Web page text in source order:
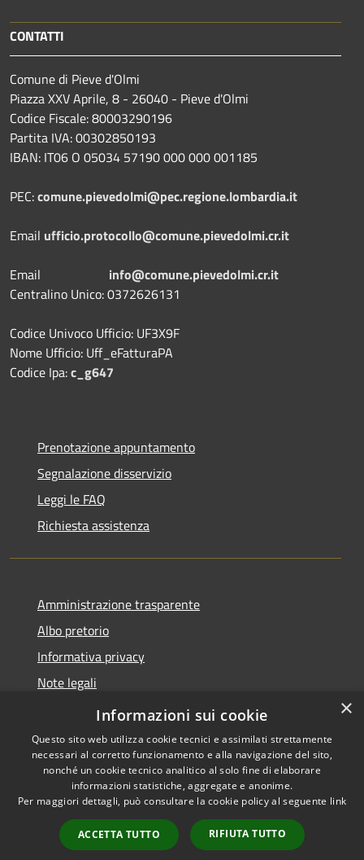
CONTATTI
Comune di Pieve d'Olmi
Piazza XXV Aprile, 8 - 26040 - Pieve d'Olmi
Codice Fiscale: 80003290196
Partita IVA: 00302850193
IBAN: IT06 O 05034 57190 000 000 001185
PEC:comune.pievedolmi@pec.regione.lombardia.it
Email ufficio.protocollo@comune.pievedolmi.cr.it
Email info@comune.pievedolmi.cr.it
Centralino Unico: 0372626131
Codice Univoco Ufficio: UF3X9F
Nome Ufficio: Uff_eFatturaPA
Codice Ipa:c_g647
Prenotazione appuntamento
Segnalazione disservizio
Leggi le FAQ
Richiesta assistenza
Amministrazione trasparente
Albo pretorio
Informativa privacy
Note legali
Dichiarazione di accessibilità
Accessibilità
Copyright © 2026 • Comune di
Pieve d'Olmi • Powered by
Municipium•
Accesso
redazione
×
Informazioni sui cookie
Questo sito web utilizza cookie tecnici e assimilati strettamente
necessari al corretto funzionamento e alla navigazione del sito,
nonché un cookie tecnico analitico al solo fine di elaborare
informazioni statistiche, aggregate e anonime.
Per maggiori dettagli, può consultare la cookie policy al seguente link
ACCETTA TUTTO RIFIUTA TUTTO